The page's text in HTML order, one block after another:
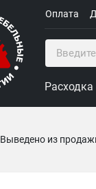
Оплата
Расходка
Выведено из